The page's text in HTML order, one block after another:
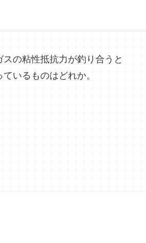
の粘性抵抗力が釣り合うと
いるものはどれか。